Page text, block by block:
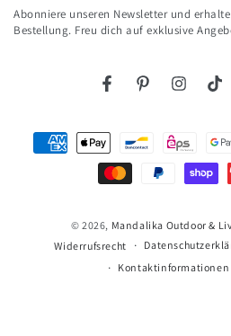
eingeben
Abonniere unseren Newsletter und
Bestellung. Freu dich auf exklusive
FacebookPinterestInstagram
© 2026, Mandalika Outdoor &
Widerrufsrecht
Kontaktinformationen
Zahlungsmöglichkeiten